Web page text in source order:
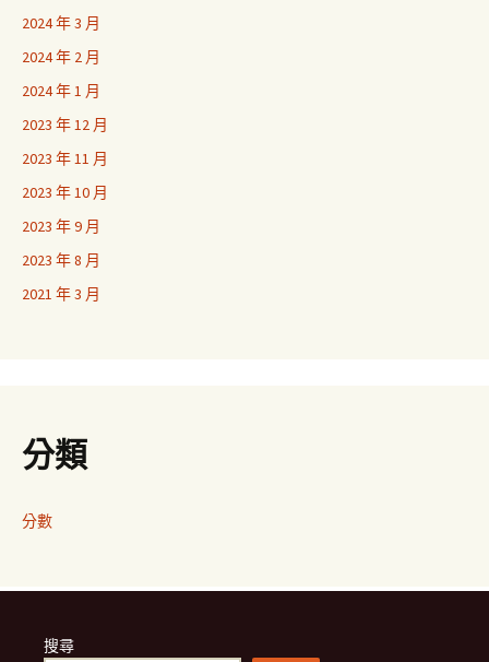
2024 年 3 月
2024 年 2 月
2024 年 1 月
2023 年 12 月
2023 年 11 月
2023 年 10 月
2023 年 9 月
2023 年 8 月
2021 年 3 月
分類
分數
搜尋